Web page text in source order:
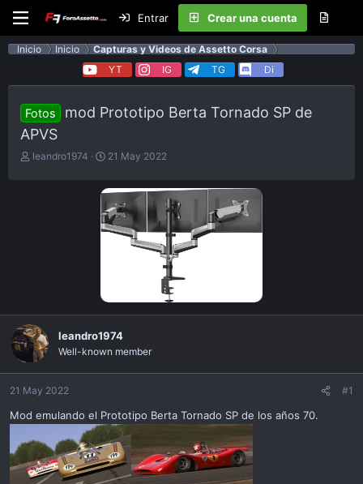
Entrar Crear una cuenta
Inicio Inicio
Capturas y Videos de Assetto Corsa
YT
IG TG Di
Fotos
mod Prototipo Berta Tornado SP de
APVS
E
a
leandro1974
F
a
d
l
i
c
i
21 May 2022
leandro1974
Well-known member
21 May 2022 #1
Mod emulando el Prototipo Berta Tornado SP de los años 70.